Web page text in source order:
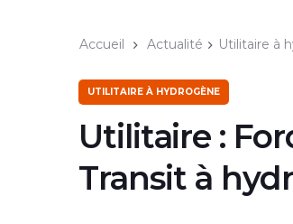
Accueil Actualité Utilitaire à
UTILITAIRE À HYDROGÈNE
Utilitaire :
Transit à